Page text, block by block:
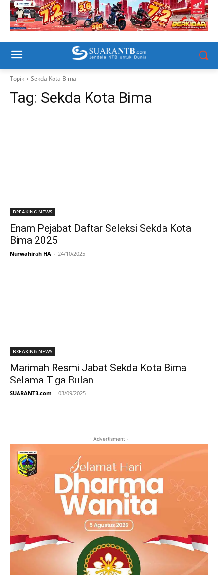
Topik Sekda Kota Bima
Tag: Sekda Kota Bima
BREAKING NEWS
Enam Pejabat Daftar Seleksi Sekda Kota
Bima 2025
Nurwahirah HA - 24/10/2025
BREAKING NEWS
Marimah Resmi Jabat Sekda Kota Bima
Selama Tiga Bulan
SUARANTB.com - 03/09/2025
- Advertisment -